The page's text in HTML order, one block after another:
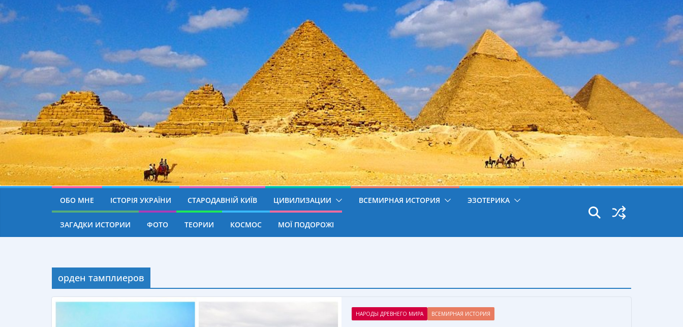
ОБО МНЕ ІСТОРІЯ УКРАЇНИ СТАРОДАВНІЙ КИЇВ ЦИВИЛИЗАЦИИ ВСЕМИРНАЯ ИСТОРИЯ ЭЗОТЕРИКА
ЗАГАДКИ ИСТОРИИ ФОТО ТЕОРИИ КОСМОС МОЇ ПОДОРОЖІ
орден тамплиеров
НАРОДЫ ДРЕВНЕГО МИРА ВСЕМИРНАЯ ИСТОРИЯ